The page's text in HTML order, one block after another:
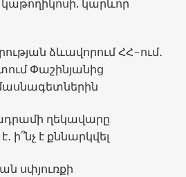
կարևոր
ձևավորում ՀՀ-ում․
Փաշինյանից
ղեկավարը
ի՞նչ է քննարկվել
սփյուռքի